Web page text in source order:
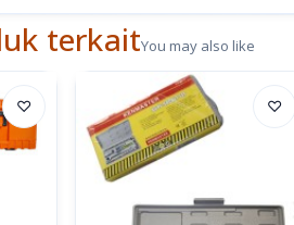
terkaitYou may also like
♡ ♡